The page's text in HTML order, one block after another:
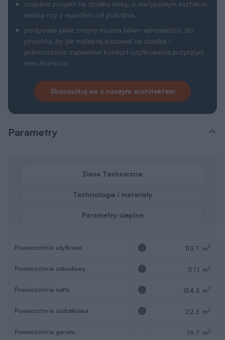
znajdzie projekt na działkę małą, o nietypowym kształcie,
wąską czy z wjazdem od południa,
podpowie jakie zmiany można łatwo wprowadzić do
projektu, by jak najlepiej pasował na działkę i
jednocześnie zapewniał komfort użytkowania przyszłym
mieszkańcom.
Skonsultuj sie z naszym architektem
Parametry
Dane Techniczne
Technologia i materiały
Parametry cieplne
Powierzchnia użytkowa 113,7 m2
Powierzchnia zabudowy 117,1 m2
Powierzchnia netto 154,5 m2
Powierzchnia dodatkowa 22,5 m2
Powierzchnia garażu 19,7 m2